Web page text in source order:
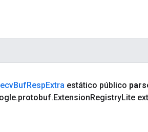
BufRespExtra estático público
.protobuf.ExtensionRegistryLite